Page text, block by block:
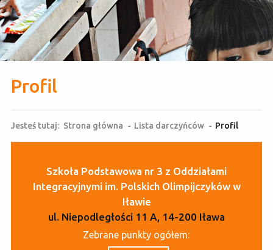
Profil
Jesteś tutaj: Strona główna - Lista darczyńców - Profil
Szkoła Podstawowa nr 3 z Oddziałami
Integracyjnymi im. Polskich Olimpijczyków w
Iławie
ul. Niepodległości 11 A, 14-200 Iława
Zebrane punkty ogółem: